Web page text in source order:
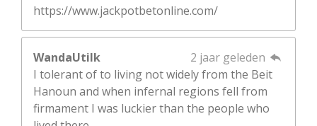
https://www.jackpotbetonline.com/
WandaUtilk
2 jaar geleden
I tolerant of to living not widely from the Beit
Hanoun and when infernal regions fell from
firmament I was luckier than the people who